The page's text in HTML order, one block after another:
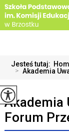
Jesteś tutaj:
> Akademia
Akademia
Forum